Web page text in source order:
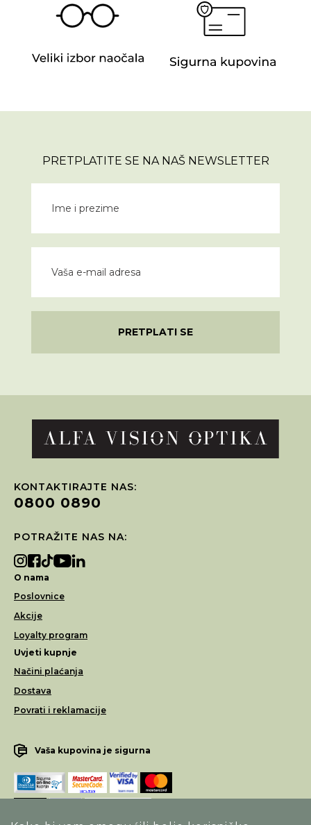
PRETPLATITE SE NA NAŠ NEWSLETTER
PRETPLATI SE
KONTAKTIRAJTE NAS:
0800 0890
POTRAŽITE NAS NA:
O nama
Poslovnice
Akcije
Loyalty program
Uvjeti kupnje
Načini plaćanja
Dostava
Povrati i reklamacije
Vaša kupovina je sigurna